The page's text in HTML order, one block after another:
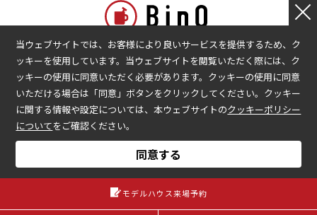
本部へのお問い合わせ
会社情報
プライバシーポリシー
加盟企業の募集
加盟店様ログイン
COPYRIGHT © BinO ALL RIGHTS RESERVED.
当ウェブサイトでは、お客様により良いサービスを提供するため、ク
ッキーを使用しています。当ウェブサイトを閲覧いただく際には、ク
ッキーの使用に同意いただく必要があります。クッキーの使用に同意
いただける場合は「同意」ボタンをクリックしてください。クッキー
に関する情報や設定については、本ウェブサイトのクッキーポリシー
についてをご確認ください。
同意する
モデルハウス来場予約